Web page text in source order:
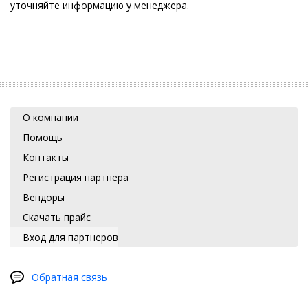
уточняйте информацию у менеджера.
О компании
Помощь
Контакты
Регистрация партнера
Вендоры
Скачать прайс
Вход для партнеров
Обратная связь